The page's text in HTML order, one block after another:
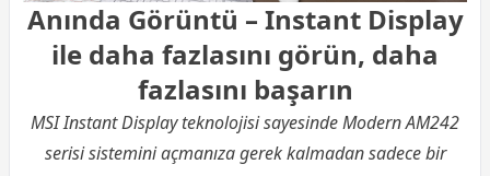
Anında Görüntü – Instant Display
ile daha fazlasını görün, daha
fazlasını başarın
MSI Instant Display teknolojisi sayesinde Modern AM242
serisi sistemini açmanıza gerek kalmadan sadece bir